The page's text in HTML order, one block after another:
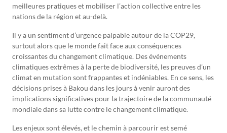
meilleures pratiques et mobiliser l’action collective entre les
nations de la région et au-delà.
Il y a un sentiment d’urgence palpable autour de la COP29,
surtout alors que le monde fait face aux conséquences
croissantes du changement climatique. Des événements
climatiques extrêmes à la perte de biodiversité, les preuves d’un
climat en mutation sont frappantes et indéniables. En ce sens, les
décisions prises à Bakou dans les jours à venir auront des
implications significatives pour la trajectoire de la communauté
mondiale dans sa lutte contre le changement climatique.
Les enjeux sont élevés, et le chemin à parcourir est semé